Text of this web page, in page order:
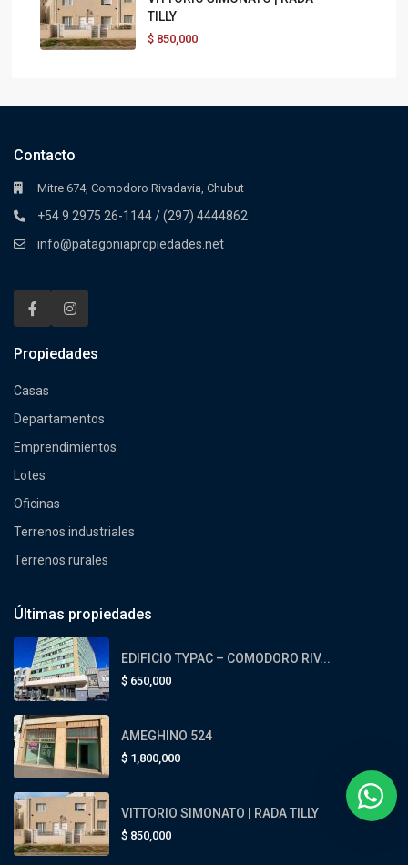
TILLY
$ 850,000
Contacto
Mitre 674, Comodoro Rivadavia, Chubut
+54 9 2975 26-1144 / (297) 4444862
info@patagoniapropiedades.net
Propiedades
Casas
Departamentos
Emprendimientos
Lotes
Oficinas
Terrenos industriales
Terrenos rurales
Últimas propiedades
EDIFICIO TYPAC – COMODORO RIV...
$ 650,000
AMEGHINO 524
$ 1,800,000
VITTORIO SIMONATO | RADA TILLY
$ 850,000